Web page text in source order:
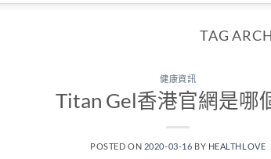
TAG
健康資訊
Titan Gel香港官網是哪
POSTED ON 2020-03-16 BY HEALTHLOVE